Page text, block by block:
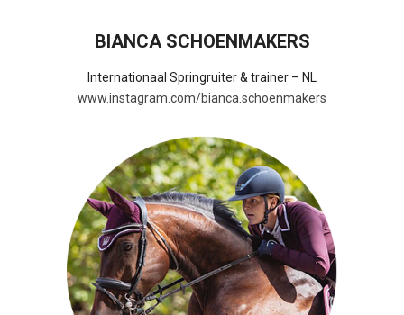
BIANCA SCHOENMAKERS
Internationaal Springruiter & trainer – NL
www.instagram.com/bianca.schoenmakers